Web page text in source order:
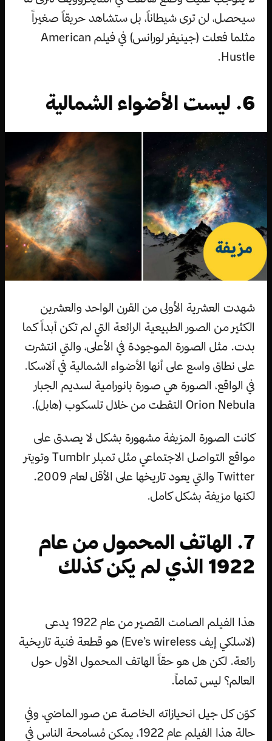
سيحصل، لن ترى شيطاناً، بل ستشاهد حريقاً صغيراً
مثلما فعلت (جينيفر لورانس) في فيلم American
Hustle.
6. ليست الأضواء الشمالية
شهدت العشرية الأولى من القرن الواحد والعشرين
الكثير من الصور الطبيعية الرائعة التي لم تكن أبداً كما
بدت. مثل الصورة الموجودة في الأعلى، والتي انتشرت
على نطاق واسع على أنها الأضواء الشمالية في ألاسكا.
في الواقع، الصورة هي صورة بانورامية لسديم الجبار
Orion Nebula التقطت من خلال تلسكوب (هابل).
كانت الصورة المزيفة مشهورة بشكل لا يصدق على
مواقع التواصل الاجتماعي مثل تمبلر Tumblr وتويتر
Twitter والتي يعود تاريخها على الأقل لعام 2009.
لكنها مزيفة بشكل كامل.
7. الهاتف المحمول من عام
1922 الذي لم يكن كذلك
هذا الفيلم الصامت القصير من عام 1922 يدعى
(لاسلكي إيف Eve’s wireless) هو قطعة فنية تاريخية
رائعة. لكن هل هو حقاً الهاتف المحمول الأول حول
العالم؟ ليس تماماً.
كوّن كل جيل انحيازاته الخاصة عن صور الماضي، وفي
حالة هذا الفيلم عام 1922، يمكن مُسامحة الناس في